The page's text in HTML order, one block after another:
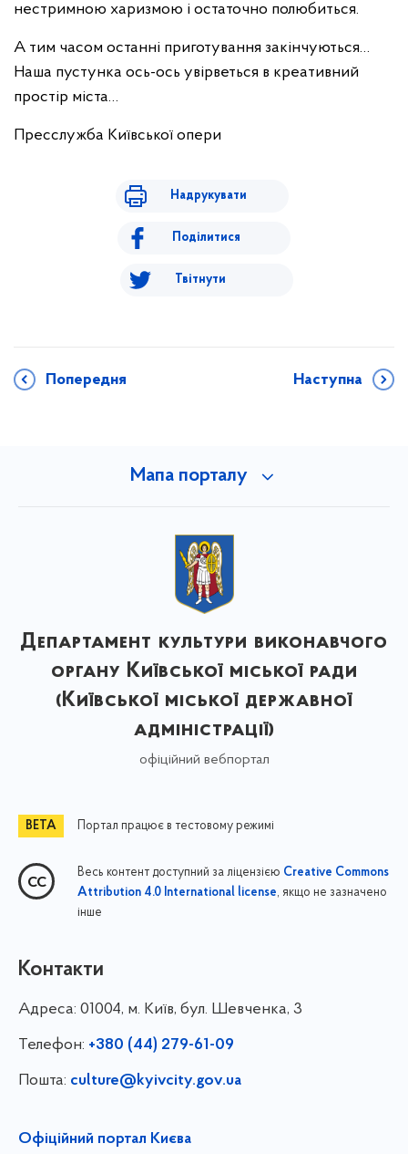
нестримною харизмою і остаточно полюбиться.
А тим часом останні приготування закінчуються…
Наша пустунка ось-ось увірветься в креативний
простір міста…
Пресслужба Київської опери
Надрукувати
Поділитися
Твітнути
Попередня Наступна
Мапа порталу
Департамент культури виконавчого
органу Київської міської ради
(Київської міської державної
адміністрації)
офіційний вебпортал
Портал працює в тестовому режимі
Весь контент доступний за ліцензією Creative Commons
Attribution 4.0 International license, якщо не зазначено
інше
Контакти
Адреса: 01004, м. Київ, бул. Шевченка, 3
Телефон: +380 (44) 279-61-09
Пошта: culture@kyivcity.gov.ua
Офіційний портал Києва